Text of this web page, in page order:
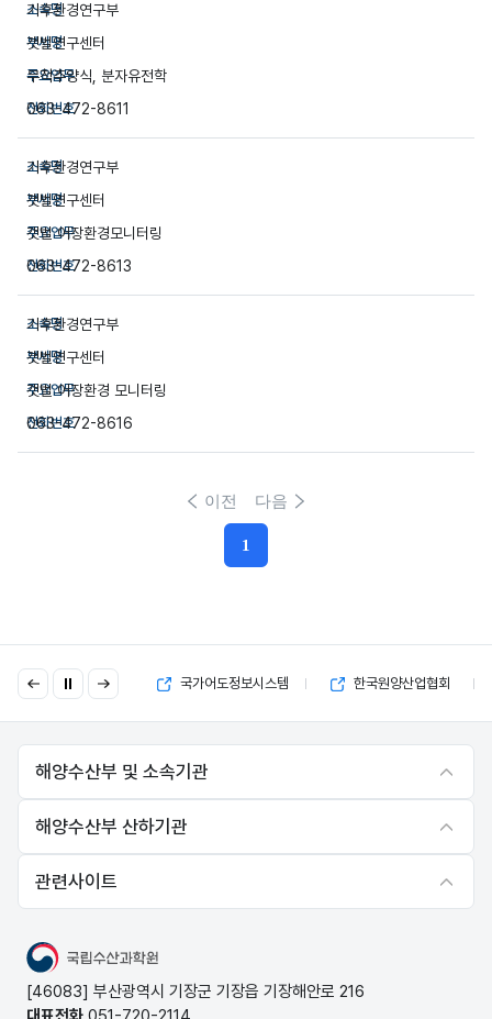
기후환경연구부
갯벌연구센터
무척추양식, 분자유전학
063-472-8611
기후환경연구부
갯벌연구센터
갯벌 어장환경모니터링
063-472-8613
기후환경연구부
갯벌연구센터
갯벌 어장환경 모니터링
063-472-8616
이전
현재페이지
1
다음
이
다
국고보조금 부정수급 제보 국가어도정보시스템 한국원양산업협회
해양수산부 및 소속기관
해양수산부 산하기관
관련사이트
국립수산과학원
[46083] 부산광역시 기장군 기장읍 기장해안로 216